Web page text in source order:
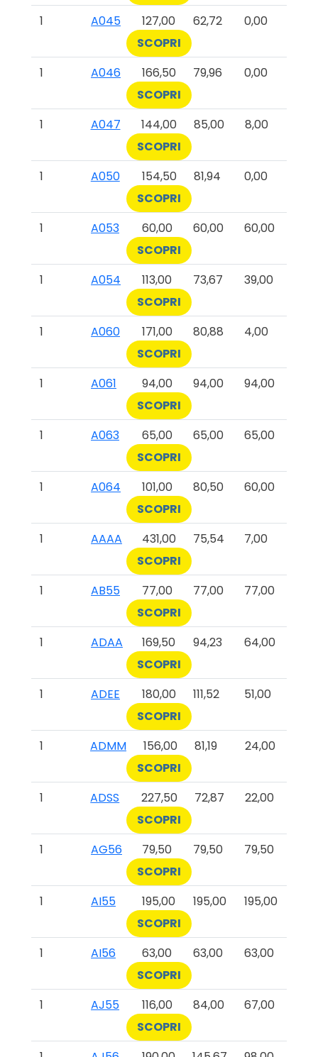
1
A045 127,00 62,72
0,00
SCOPRI
1
A046 166,50 79,96
0,00
SCOPRI
1
A047 144,00 85,00
8,00
SCOPRI
1
A050 154,50 81,94
0,00
SCOPRI
1
A053 60,00 60,00
60,00
SCOPRI
1
A054 113,00 73,67
39,00
SCOPRI
1
A060 171,00 80,88
4,00
SCOPRI
1
A061 94,00 94,00
94,00
SCOPRI
1
A063 65,00 65,00
65,00
SCOPRI
1
A064 101,00 80,50
60,00
SCOPRI
1
AAAA 431,00 75,54
7,00
SCOPRI
1
AB55 77,00 77,00
77,00
SCOPRI
1
ADAA 169,50 94,23
64,00
SCOPRI
1
ADEE 180,00 111,52
51,00
SCOPRI
1
ADMM 156,00 81,19
24,00
SCOPRI
1
ADSS 227,50 72,87
22,00
SCOPRI
1
AG56 79,50 79,50
79,50
SCOPRI
1
AI55 195,00 195,00
195,00
SCOPRI
1
AI56 63,00 63,00
63,00
SCOPRI
1
AJ55 116,00 84,00
67,00
SCOPRI